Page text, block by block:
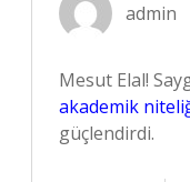
admin
Mesut Elal!
akademik
güçlendirdi.